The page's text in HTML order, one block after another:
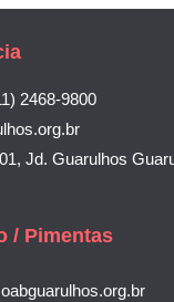
2468-9800
Jd. Guarulhos
/ Pimentas